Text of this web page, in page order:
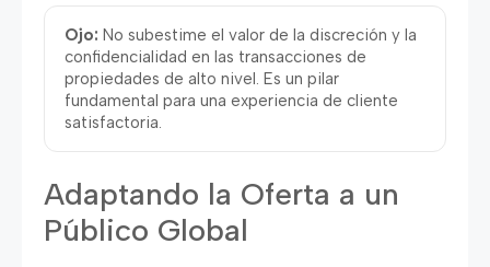
Ojo: No subestime el valor de la discreción y la
confidencialidad en las transacciones de
propiedades de alto nivel. Es un pilar
fundamental para una experiencia de cliente
satisfactoria.
Adaptando la Oferta a un
Público Global